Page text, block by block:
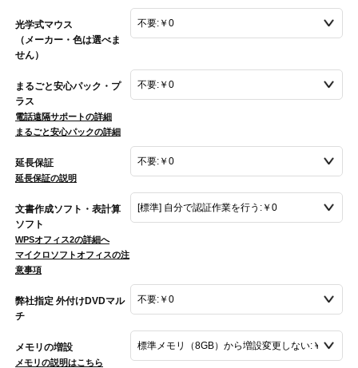
光学式マウス
（メーカー・色は選べま
せん）
まるごと安心パック・プ
ラス
電話遠隔サポートの詳細
まるごと安心パックの詳細
延長保証
延長保証の説明
文書作成ソフト・表計算
ソフト
WPSオフィス2の詳細へ
マイクロソフトオフィスの注
意事項
弊社指定 外付けDVDマル
チ
メモリの増設
メモリの説明はこちら